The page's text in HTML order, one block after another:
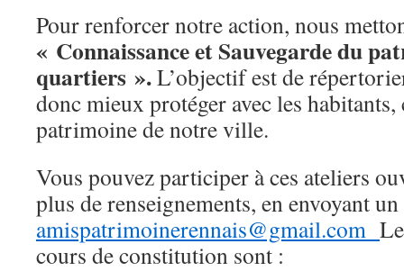
Pour renforcer notre action, nous
« Connaissance et Sauvegarde du
quartiers ».L’objectif est de
donc mieux protéger avec les
patrimoine de notre ville.
Vous pouvez participer à ces ateliers
plus de renseignements, en envoyant
amispatrimoinerennais@gmail.com
cours de constitution sont :